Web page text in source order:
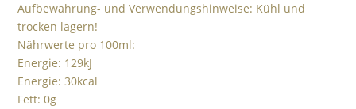
Aufbewahrung- und Verwendungshinweise: Kühl und
trocken lagern!
Nährwerte pro 100ml:
Energie: 129kJ
Energie: 30kcal
Fett: 0g